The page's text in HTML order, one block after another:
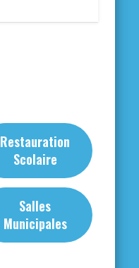
Restauration
Scolaire
Salles
Municipales